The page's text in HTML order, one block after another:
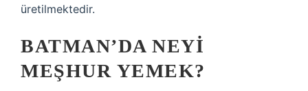
üretilmektedir.
BATMAN’DA NEYI
MEŞHUR YEMEK?